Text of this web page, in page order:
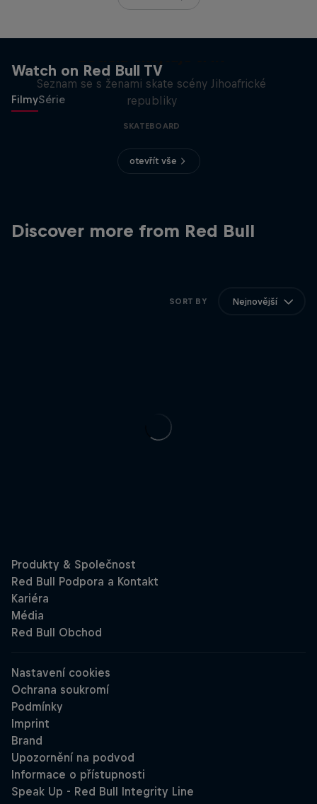
Watch on Red Bull TV
FilmySérie
Seznam se s ženami skate scény Jihoafrické
republiky
SKATEBOARD
otevřít vše
Discover more from Red Bull
SORT BY Nejnovější